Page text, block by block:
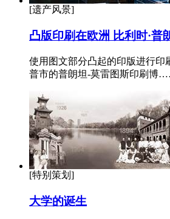
[遗产风景]
凸版印刷在欧洲 比利时·
使用图文部分凸起的印版进行印
普市的普朗坦-莫雷图斯印刷博
[特别策划]
大学的诞生